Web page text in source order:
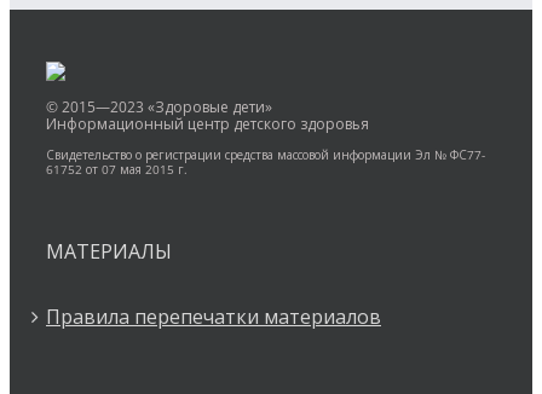
© 2015—2023 «Здоровые дети»
Информационный центр детского здоровья
Свидетельство о регистрации средства массовой информации Эл № ФС77-
61752 от 07 мая 2015 г.
МАТЕРИАЛЫ
Правила перепечатки материалов